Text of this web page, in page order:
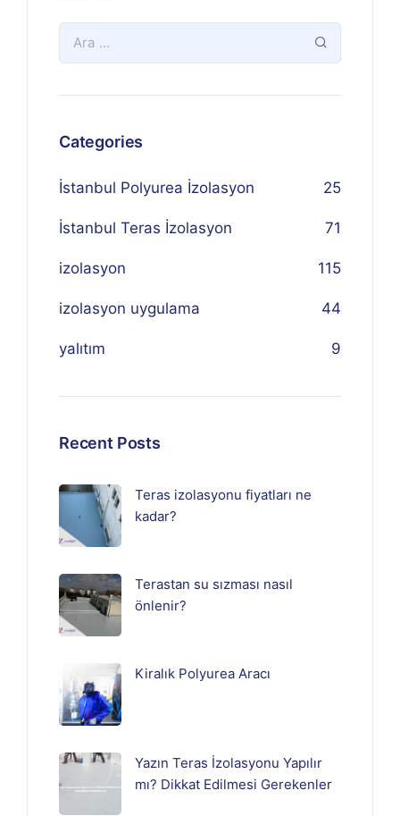
Categories
İstanbul Polyurea İzolasyon 25
İstanbul Teras İzolasyon 71
izolasyon 115
izolasyon uygulama 44
yalıtım 9
Recent Posts
Teras izolasyonu fiyatları ne
kadar?
Terastan su sızması nasıl
önlenir?
Kiralık Polyurea Aracı
Yazın Teras İzolasyonu Yapılır
mı? Dikkat Edilmesi Gerekenler